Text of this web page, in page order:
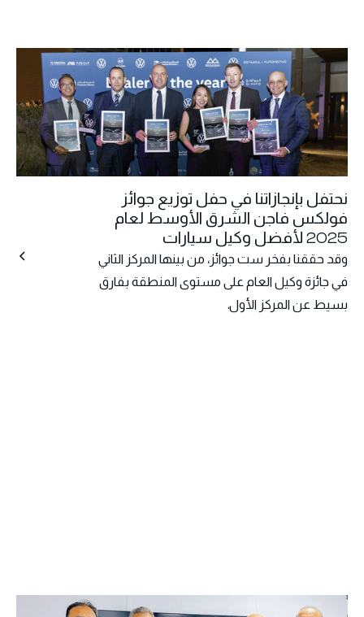
نحتفل بإنجازاتنا في حفل توزيع جوائز
فولكس فاجن الشرق الأوسط لعام
2025 لأفضل وكيل سيارات
وقد حققنا بفخر ست جوائز، من بينها المركز الثاني
في جائزة وكيل العام على مستوى المنطقة بفارق
بسيط عن المركز الأول.